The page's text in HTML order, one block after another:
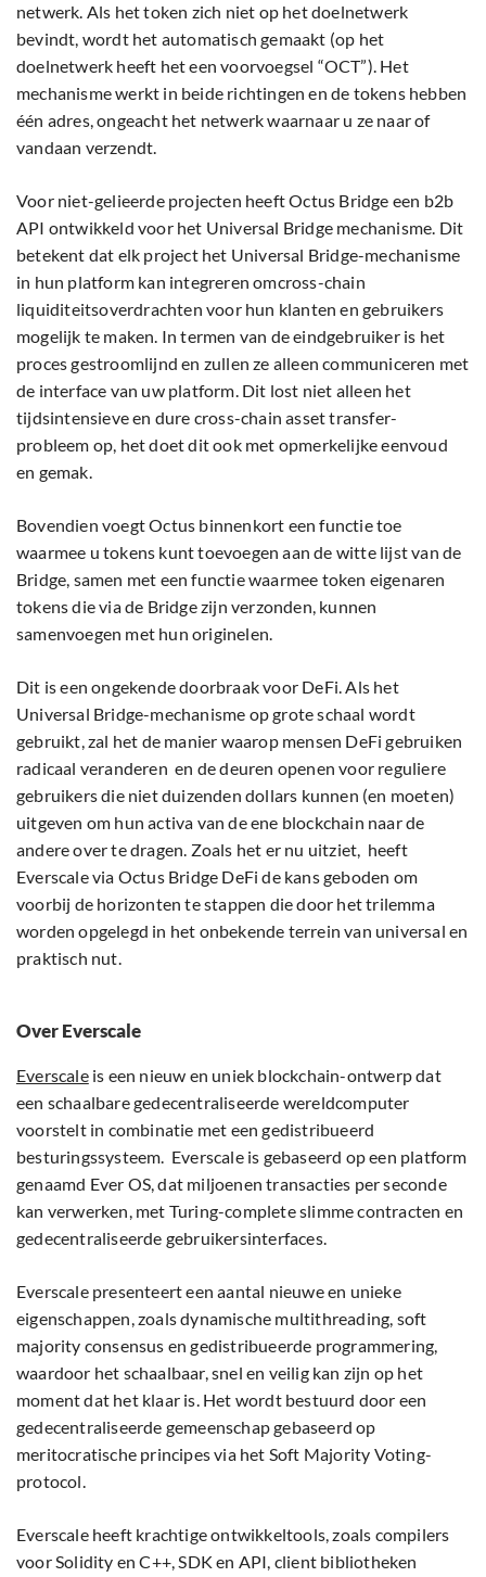
netwerk. Als het token zich niet op het doelnetwerk
bevindt, wordt het automatisch gemaakt (op het
doelnetwerk heeft het een voorvoegsel “OCT”). Het
mechanisme werkt in beide richtingen en de tokens hebben
één adres, ongeacht het netwerk waarnaar u ze naar of
vandaan verzendt.
Voor niet-gelieerde projecten heeft Octus Bridge een b2b
API ontwikkeld voor het Universal Bridge mechanisme. Dit
betekent dat elk project het Universal Bridge-mechanisme
in hun platform kan integreren omcross-chain
liquiditeitsoverdrachten voor hun klanten en gebruikers
mogelijk te maken. In termen van de eindgebruiker is het
proces gestroomlijnd en zullen ze alleen communiceren met
de interface van uw platform. Dit lost niet alleen het
tijdsintensieve en dure cross-chain asset transfer-
probleem op, het doet dit ook met opmerkelijke eenvoud
en gemak.
Bovendien voegt Octus binnenkort een functie toe
waarmee u tokens kunt toevoegen aan de witte lijst van de
Bridge, samen met een functie waarmee token eigenaren
tokens die via de Bridge zijn verzonden, kunnen
samenvoegen met hun originelen.
Dit is een ongekende doorbraak voor DeFi. Als het
Universal Bridge-mechanisme op grote schaal wordt
gebruikt, zal het de manier waarop mensen DeFi gebruiken
radicaal veranderen en de deuren openen voor reguliere
gebruikers die niet duizenden dollars kunnen (en moeten)
uitgeven om hun activa van de ene blockchain naar de
andere over te dragen. Zoals het er nu uitziet, heeft
Everscale via Octus Bridge DeFi de kans geboden om
voorbij de horizonten te stappen die door het trilemma
worden opgelegd in het onbekende terrein van universal en
praktisch nut.
Over Everscale
Everscaleis een nieuw en uniek blockchain-ontwerp dat
een schaalbare gedecentraliseerde wereldcomputer
voorstelt in combinatie met een gedistribueerd
besturingssysteem. Everscale is gebaseerd op een platform
genaamd Ever OS, dat miljoenen transacties per seconde
kan verwerken, met Turing-complete slimme contracten en
gedecentraliseerde gebruikersinterfaces.
Everscale presenteert een aantal nieuwe en unieke
eigenschappen, zoals dynamische multithreading, soft
majority consensus en gedistribueerde programmering,
waardoor het schaalbaar, snel en veilig kan zijn op het
moment dat het klaar is. Het wordt bestuurd door een
gedecentraliseerde gemeenschap gebaseerd op
meritocratische principes via het Soft Majority Voting-
protocol.
Everscale heeft krachtige ontwikkeltools, zoals compilers
voor Solidity en C++, SDK en API, client bibliotheken